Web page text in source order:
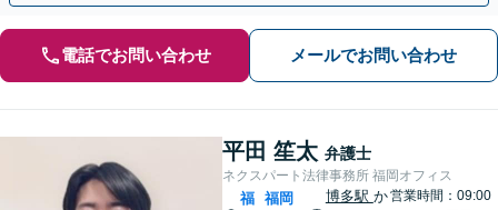
電話でお問い合わせ メールでお問い合わせ
平田 笙太 弁護士
ネクスパート法律事務所 福岡オフィス
福
福岡
博多駅 か営業時間：09:00